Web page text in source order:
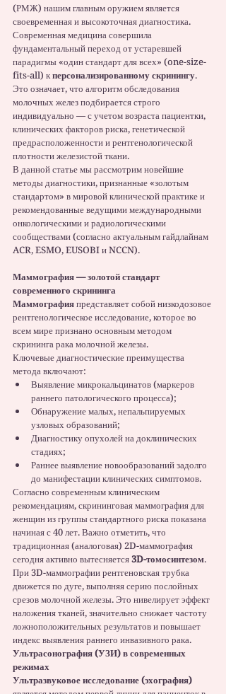
(РМЖ) нашим главным оружием является
своевременная и высокоточная диагностика.
Современная медицина совершила
фундаментальный переход от устаревшей
парадигмы «один стандарт для всех» (one-size-
fits-all) к персонализированному скринингу.
Это означает, что алгоритм обследования
молочных желез подбирается строго
индивидуально — с учетом возраста пациентки,
клинических факторов риска, генетической
предрасположенности и рентгенологической
плотности железистой ткани.
В данной статье мы рассмотрим новейшие
методы диагностики, признанные «золотым
стандартом» в мировой клинической практике и
рекомендованные ведущими международными
онкологическими и радиологическими
сообществами (согласно актуальным гайдлайнам
ACR, ESMO, EUSOBI и NCCN).
Маммография — золотой стандарт
современного скрининга
Маммография представляет собой низкодозовое
рентгенологическое исследование, которое во
всем мире признано основным методом
скрининга рака молочной железы.
Ключевые диагностические преимущества
метода включают:
Выявление микрокальцинатов (маркеров
раннего патологического процесса);
Обнаружение малых, непальпируемых
узловых образований;
Диагностику опухолей на доклинических
стадиях;
Раннее выявление новообразований задолго
до манифестации клинических симптомов.
Согласно современным клиническим
рекомендациям, скрининговая маммография для
женщин из группы стандартного риска показана
начиная с 40 лет. Важно отметить, что
традиционная (аналоговая) 2D-маммография
сегодня активно вытесняется 3D-томосинтезом.
При 3D-маммографии рентгеновская трубка
движется по дуге, выполняя серию послойных
срезов молочной железы. Это нивелирует эффект
наложения тканей, значительно снижает частоту
ложноположительных результатов и повышает
индекс выявления раннего инвазивного рака.
Ультрасонография (УЗИ) в современных
режимах
Ультразвуковое исследование (эхография)